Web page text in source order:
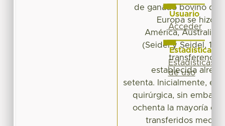
de ganado bovino
Europa se hizo
América, Australia
(Seidel y Seidel,
transferencia
establecida
setenta. Inicialmente, era
quirúrgica, sin
ochenta la mayoría de
transferidos
Usuario
Acceder
Estadísticas
Estadísticas
de uso